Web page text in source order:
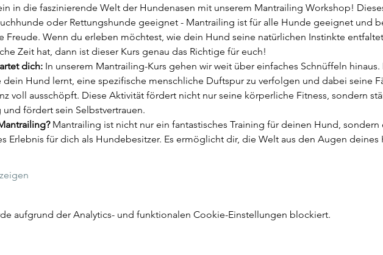
in die faszinierende Welt der Hundenasen mit unserem Mantrailing Workshop!
oder Rettungshunde geeignet - Mantrailing ist für alle Hunde geeignet und
Freude. Wenn du erleben möchtest, wie dein Hund seine natürlichen Instinkte
Zeit hat, dann ist dieser Kurs genau das Richtige für euch!
dich: In unserem Mantrailing-Kurs gehen wir weit über einfaches Schnüffeln hinaus.
dein Hund lernt, eine spezifische menschliche Duftspur zu verfolgen und dabei seine
voll ausschöpft. Diese Aktivität fördert nicht nur seine körperliche Fitness, sondern
und fördert sein Selbstvertrauen.
Mantrailing ist nicht nur ein fantastisches Training für deinen Hund, sondern
Erlebnis für dich als Hundebesitzer. Es ermöglicht dir, die Welt aus den Augen deines
aufgrund der Analytics- und funktionalen Cookie-Einstellungen blockiert.